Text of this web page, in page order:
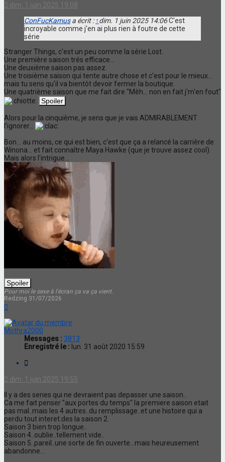
dim. 1 juin 2025 19:08
ConFucKamusa écrit : ↑dim. 1 juin 2025 14:06C'est
incroyable comme j'en ai plus rien à foutre de cette
série
Stranger Things, c'est un peu comme la série Lost.
Une première saison trés efficace...
Une deuxième saison pas assez.
Une troisième saison qui tente autre chose et c'est pour le mieux...
mais tu sens qu'il va bientôt devoir fermer la boutique.
Une quatrième saison que me fait dire "Mêh... non en fait j'm'en fout"
Alors pour la cinquième, je sens que je vais ADMIRABLEMENT
l'ignorer...
Bon... au moins, ce qui est bien, c'est que ça a relancé la carrière de
Winona... et fait connaître Maya Hawke (que je trouve assez cool).
Mais alors l'intrigue...
Pour moi le sexe à l'écran ça va ça vient.
Redzing 31/07/2026
Mothra2000
Messages : 3813
Enregistré le : lun. 31 août 2020 15:59
dim. 1 juin 2025 19:55
Il y a des series qui ne devraient pas depasser une saison..
Ca me fait penser "aux portes du temps" la premiere saison etait
pas mal..mais les 4 autres..du remplissage..et une histoire qui a
perdu tout interet.des la saison 2.
Saison 3 bien.trop longue..
Saison 4..oublie..tellement.vide..
Saison 5..pareil..une sorte de fin ouverte...mais heureusement
abandonne...